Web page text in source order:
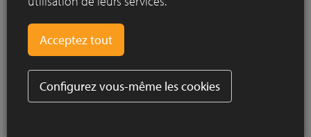
Liste de références CREA 1018
Vous pouvez faire défiler dans cette liste
Code postal Ville Rue
Appareillage
9200
Dendermonde Schrieksweide 1
Configurez vous-même les cookies